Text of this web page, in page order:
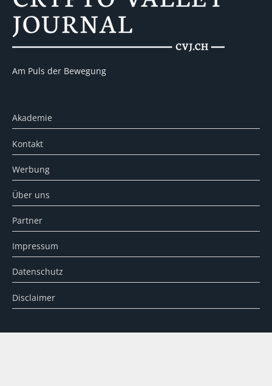
Am Puls der Bewegung
Akademie
Kontakt
Werbung
Über uns
Partner
Impressum
Datenschutz
Disclaimer